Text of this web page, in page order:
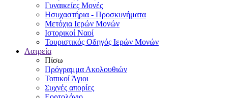
Γυναικείες Μονές
Ησυχαστήρια - Προσκυνήματα
Μετόχια Ιερών Μονών
Ιστορικοί Ναοί
Τουριστικός Οδηγός Ιερών Μονών
Λατρεία
Πίσω
Πρόγραμμα Ακολουθιών
Τοπικοί Άγιοι
Συχνές απορίες